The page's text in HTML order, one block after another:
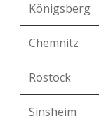
Königsberg
Chemnitz
Rostock
Sinsheim